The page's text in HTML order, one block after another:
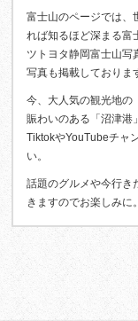
富士山のページでは、
れば知るほど深まる富
ツトヨタ静岡富士山写
写真も掲載しておりま
今、大人気の観光地の
賑わいのある「沼津港
TiktokやYouTubeチャ
い。
話題のグルメや今行き
きますのでお楽しみに。